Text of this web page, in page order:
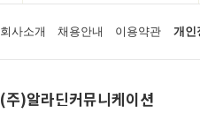
회사소개 채용안내 이용약관 개인
(주)알라딘커뮤니케이션